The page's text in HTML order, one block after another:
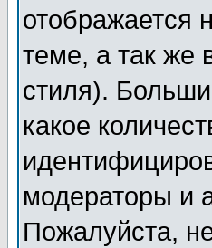
отображается
теме, а так же
стиля).
какое
модераторы и
Пожалуйста,